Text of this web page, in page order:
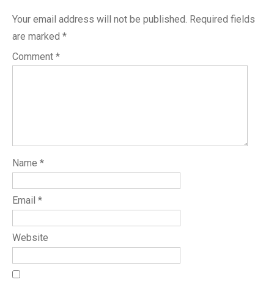
Your email address will not be published. Required fields
are marked *
Comment *
Name *
Email *
Website